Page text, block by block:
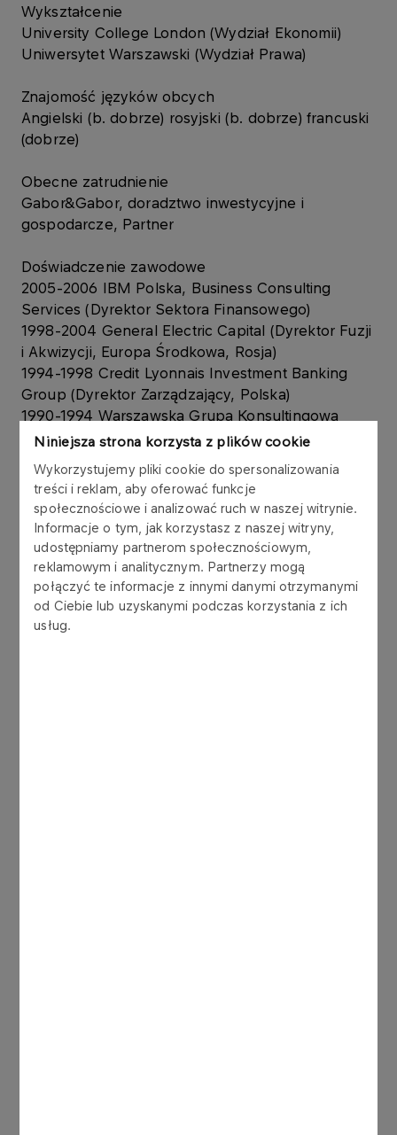
Niniejsza strona korzysta z plików cookie
Wykorzystujemy pliki cookie do spersonalizowania
treści i reklam, aby oferować funkcje
społecznościowe i analizować ruch w naszej witrynie.
Informacje o tym, jak korzystasz z naszej witryny,
udostępniamy partnerom społecznościowym,
reklamowym i analitycznym. Partnerzy mogą
połączyć te informacje z innymi danymi otrzymanymi
od Ciebie lub uzyskanymi podczas korzystania z ich
usług.
Wykształcenie
University College London (Wydział Ekonomii)
Uniwersytet Warszawski (Wydział Prawa)
Znajomość języków obcych
Angielski (b. dobrze) rosyjski (b. dobrze) francuski
(dobrze)
Obecne zatrudnienie
Gabor&Gabor, doradztwo inwestycyjne i
gospodarcze, Partner
Doświadczenie zawodowe
2005-2006 IBM Polska, Business Consulting
Services (Dyrektor Sektora Finansowego)
1998-2004 General Electric Capital (Dyrektor Fuzji
i Akwizycji, Europa Środkowa, Rosja)
1994-1998 Credit Lyonnais Investment Banking
Group (Dyrektor Zarządzający, Polska)
1990-1994 Warszawska Grupa Konsultingowa
(Partner)
Rynku)
1986-1987 Polska Akademia Nauk, Instytut Nauk
Ekonomicznych (Asystent)
Udział w Organizacjach Gospodarczych
2003-2004 American Chamber of Commerce
(Członek Zarządu)
2005- American Chamber of Commerce (Członek